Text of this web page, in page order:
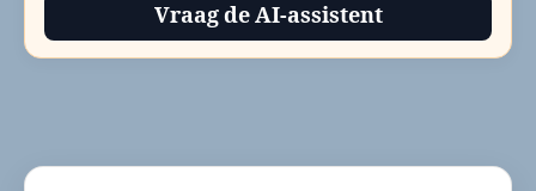
Vraag de AI-assistent